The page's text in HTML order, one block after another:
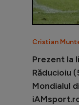
Cristian
Prezent la
Răducioiu
Mondialul